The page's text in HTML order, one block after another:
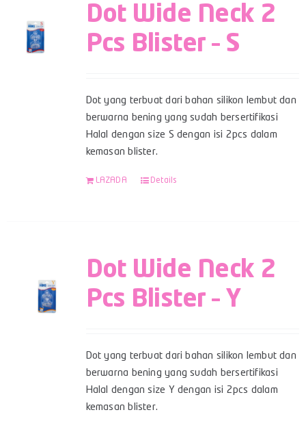
Dot Wide Neck 2
Pcs Blister – S
Dot yang terbuat dari bahan silikon lembut dan
berwarna bening yang sudah bersertifikasi
Halal dengan size S dengan isi 2pcs dalam
kemasan blister.
LAZADA Details
Dot Wide Neck 2
Pcs Blister – Y
Dot yang terbuat dari bahan silikon lembut dan
berwarna bening yang sudah bersertifikasi
Halal dengan size Y dengan isi 2pcs dalam
kemasan blister.